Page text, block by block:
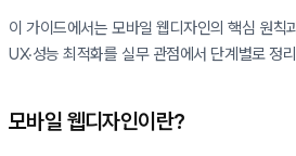
이 가이드에서는 모바일 웹디자인의 핵심 원칙
UX·성능 최적화를 실무 관점에서 단계별로 정
모바일 웹디자인이란?